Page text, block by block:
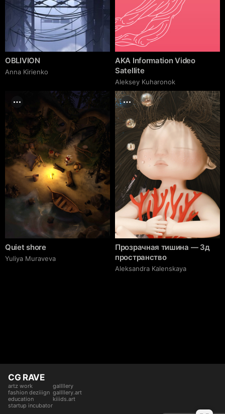
OBLIVION
Anna Kirienko
AKA Information Video
Satellite
Aleksey Kuharonok
Quiet shore
Yuliya Muraveva
Прозрачная тишина — 3д
пространство
Aleksandra Kalenskaya
CG RAVE
artz work
fashion deziiign
education
startup incubator
gallllery
gallllery.art
kiiids.art